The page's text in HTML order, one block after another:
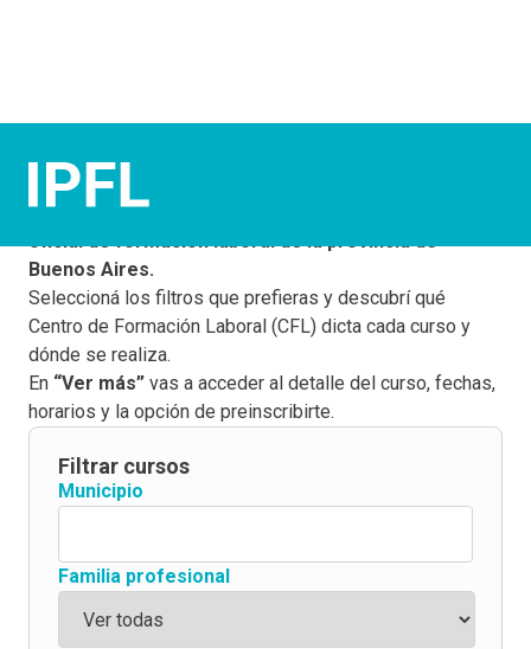
¡Elegí tus cursos!
Este buscador te permite conocer la
oficial de formación laboral de la provincia de
Buenos Aires.
Seleccioná los filtros que prefieras y descubrí qué
Centro de Formación Laboral (CFL) dicta cada curso y
dónde se realiza.
En “Ver más” vas a acceder al detalle del curso, fechas,
horarios y la opción de preinscribirte.
Filtrar cursos
Municipio
Familia profesional